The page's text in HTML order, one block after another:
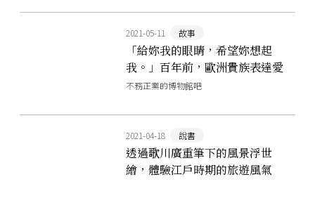
2021-05-11 故事
「給妳我的眼睛，希望妳想起
我。」百年前，歐洲貴族表達愛
意的「情人之眼」
不務正業的博物館吧
2021-04-18 說書
透過歌川廣重筆下的風景浮世
繪，體驗江戶時期的旅遊風氣